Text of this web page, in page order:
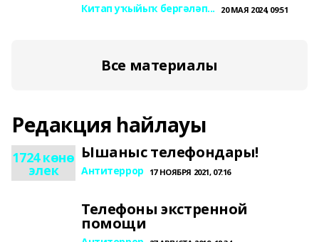
Китап уҡыйыҡ бергәләп... 20 МАЯ 2024, 09:51
Все материалы
Редакция һайлауы
1724 көнө
элек
Ышаныс телефондары!
Антитеррор 17 НОЯБРЯ 2021, 07:16
Телефоны экстренной
помощи